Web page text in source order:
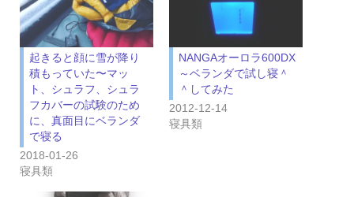
起きると顔に雪が降り
積もっていた〜マッ
ト、シュラフ、シュラ
フカバーの試験のため
に、真面目にベランダ
で寝る
2018-01-26
寝具類
NANGAオーロラ600DX
～ベランダで試し寝＾
＾してみた
2012-12-14
寝具類